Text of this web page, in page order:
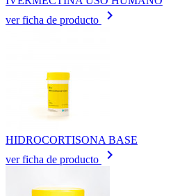
ver ficha de producto
keyboard_arrow_right
HIDROCORTISONA BASE
ver ficha de producto
keyboard_arrow_right